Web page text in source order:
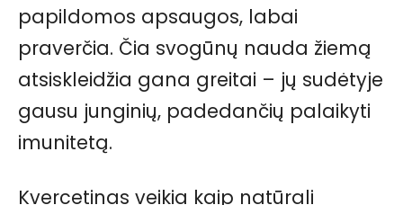
papildomos apsaugos, labai
praverčia. Čia svogūnų nauda žiemą
atsiskleidžia gana greitai – jų sudėtyje
gausu junginių, padedančių palaikyti
imunitetą.
Kvercetinas veikia kaip natūrali